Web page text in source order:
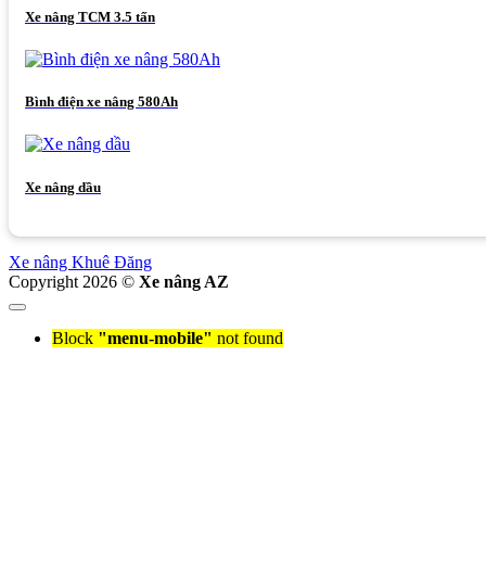
Xe nâng TCM 3.5 tấn
Bình điện xe nâng 580Ah
Xe nâng dầu
Xe nâng Khuê Đăng
Copyright 2026 © Xe nâng AZ
Block "menu-mobile" not found